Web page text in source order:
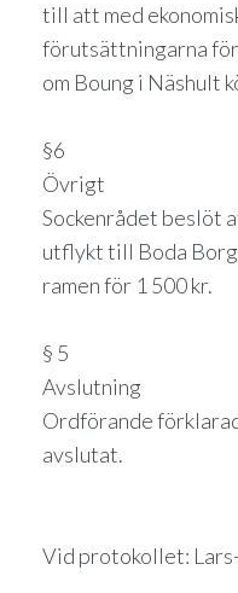
till att med
förutsättningarna
om Boung i Näshult
§6
Övrigt
Sockenrådet beslöt
utflykt till Boda Borg
ramen för 1 500 kr.
§ 5
Avslutning
Ordförande
avslutat.
Vid protokollet: